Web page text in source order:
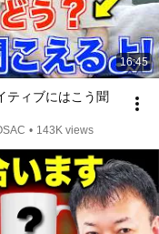
16:45
ティブにはこう聞
• 143K views